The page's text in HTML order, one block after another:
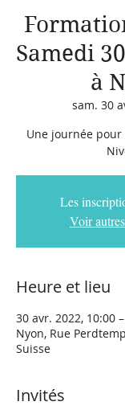
Samedi
à
sam. 30
Une journée
Les
Voir
Heure et lieu
30 avr. 2022, 10:00
Nyon, Rue
Suisse
Invités